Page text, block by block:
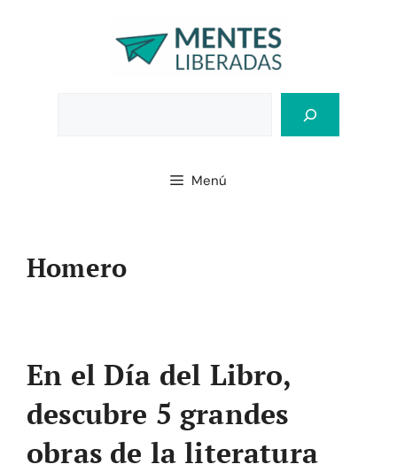
Menú
Homero
En el Día del Libro,
descubre 5 grandes
obras de la literatura